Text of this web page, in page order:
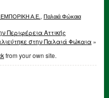
Α.Ε. Παλαιά Φώκαια
Περιφέρεια Αττικής
στην Παλαιά Φώκαια »
from your own site.